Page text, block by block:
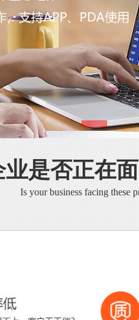
业是否正在
Is your business facing these